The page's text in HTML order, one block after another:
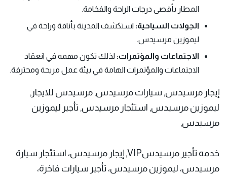
المطار بأقصى درجات الراحة والفخامة.
الجولات السياحية: استكشف المدينة بأناقة وراحة في
ليموزين مرسيدس.
الاجتماعات والمؤتمرات: لذلك تكون مهمه في انعقاد
الاجتماعات والمؤتمرات الهامة في بيئة عمل مريحة ومحترفة.
إيجار مرسيدس, سيارات مرسيدس, مرسيدس للايجار,
ليموزين مرسيدس, استئجار مرسيدس, تأجير ليموزين
مرسيدس,
خدمه تأجير مرسيدسVIP, إيجار مرسيدس، استئجار سيارة
مرسيدس، ليموزين مرسيدس، تأجير سيارات فاخرة،